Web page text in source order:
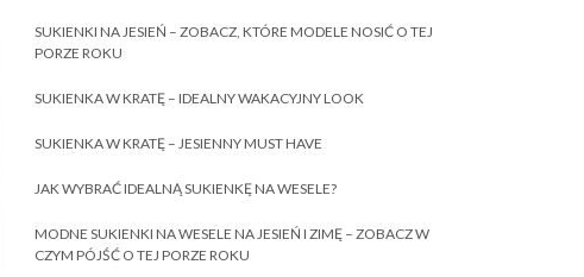
SUKIENKI NA JESIEŃ – ZOBACZ, KTÓRE MODELE NOSIĆ O TEJ
PORZE ROKU
SUKIENKA W KRATĘ – IDEALNY WAKACYJNY LOOK
SUKIENKA W KRATĘ – JESIENNY MUST HAVE
JAK WYBRAĆ IDEALNĄ SUKIENKĘ NA WESELE?
MODNE SUKIENKI NA WESELE NA JESIEŃ I ZIMĘ – ZOBACZ W
CZYM PÓJŚĆ O TEJ PORZE ROKU